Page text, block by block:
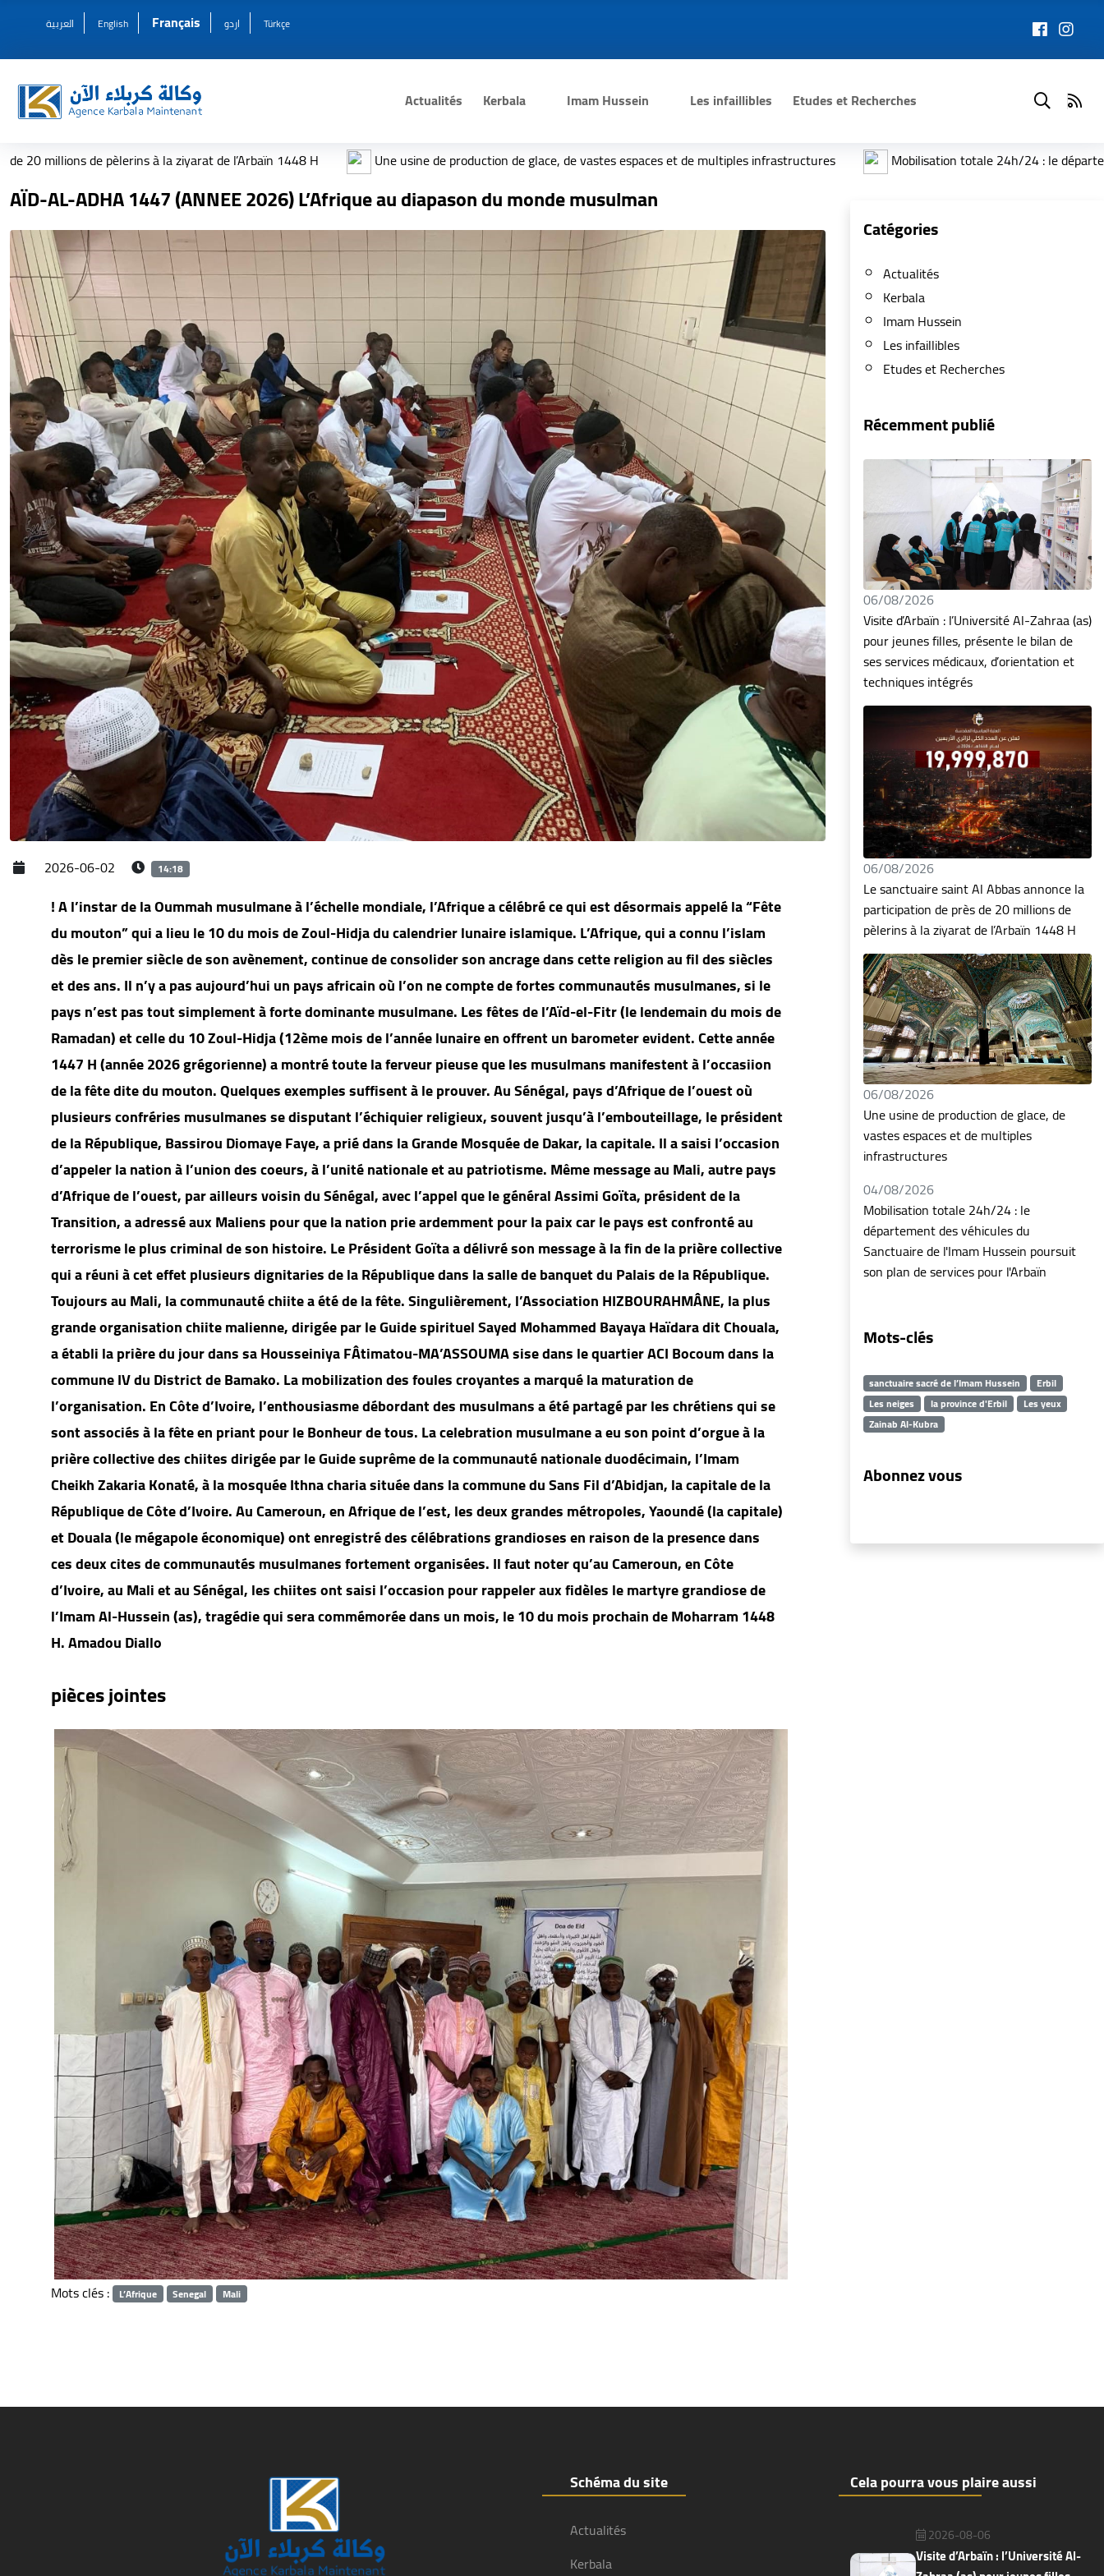
العربية English Français اردو Türkçe
Actualités Kerbala Imam Hussein Les infaillibles Etudes et Recherches
à la ziyarat de l’Arbaïn 1448 H Une usine de production de glace, de vastes espaces et de multiples infrastructures
Mobilisation totale 24h/24 : le département des
Grâce à des technologies de pointe, la société Hibat Al-Warith poursuit l'approvisionnement des processions d'Arbaïn en eau embouteillée
AÏD-AL-ADHA 1447 (ANNEE 2026) L’Afrique au diapason du monde musulman
2026-06-02 14:18
! A l’instar de la Oummah musulmane à l’échelle mondiale, l’Afrique a célébré ce qui est désormais appelé la “Fête
du mouton” qui a lieu le 10 du mois de Zoul-Hidja du calendrier lunaire islamique. L’Afrique, qui a connu l’islam
dès le premier siècle de son avènement, continue de consolider son ancrage dans cette religion au fil des siècles
et des ans. Il n’y a pas aujourd’hui un pays africain où l’on ne compte de fortes communautés musulmanes, si le
pays n’est pas tout simplement à forte dominante musulmane. Les fêtes de l’Aïd-el-Fitr (le lendemain du mois de
Ramadan) et celle du 10 Zoul-Hidja (12ème mois de l’année lunaire en offrent un barometer evident. Cette année
1447 H (année 2026 grégorienne) a montré toute la ferveur pieuse que les musulmans manifestent à l’occasiion
de la fête dite du mouton. Quelques exemples suffisent à le prouver. Au Sénégal, pays d’Afrique de l’ouest où
plusieurs confréries musulmanes se disputant l’échiquier religieux, souvent jusqu’à l’embouteillage, le président
de la République, Bassirou Diomaye Faye, a prié dans la Grande Mosquée de Dakar, la capitale. Il a saisi l’occasion
d’appeler la nation à l’union des coeurs, à l’unité nationale et au patriotisme. Même message au Mali, autre pays
d’Afrique de l’ouest, par ailleurs voisin du Sénégal, avec l’appel que le général Assimi Goïta, président de la
Transition, a adressé aux Maliens pour que la nation prie ardemment pour la paix car le pays est confronté au
terrorisme le plus criminal de son histoire. Le Président Goïta a délivré son message à la fin de la prière collective
qui a réuni à cet effet plusieurs dignitaries de la République dans la salle de banquet du Palais de la République.
Toujours au Mali, la communauté chiite a été de la fête. Singulièrement, l’Association HIZBOURAHMÂNE, la plus
grande organisation chiite malienne, dirigée par le Guide spirituel Sayed Mohammed Bayaya Haïdara dit Chouala,
a établi la prière du jour dans sa Housseiniya FÂtimatou-MA’ASSOUMA sise dans le quartier ACI Bocoum dans la
commune IV du District de Bamako. La mobilization des foules croyantes a marqué la maturation de
l’organisation. En Côte d’Ivoire, l’enthousiasme débordant des musulmans a été partagé par les chrétiens qui se
sont associés à la fête en priant pour le Bonheur de tous. La celebration musulmane a eu son point d’orgue à la
prière collective des chiites dirigée par le Guide suprême de la communauté nationale duodécimain, l’Imam
Cheikh Zakaria Konaté, à la mosquée Ithna charia située dans la commune du Sans Fil d’Abidjan, la capitale de la
République de Côte d’Ivoire. Au Cameroun, en Afrique de l’est, les deux grandes métropoles, Yaoundé (la capitale)
et Douala (le mégapole économique) ont enregistré des célébrations grandioses en raison de la presence dans
ces deux cites de communautés musulmanes fortement organisées. Il faut noter qu’au Cameroun, en Côte
d’Ivoire, au Mali et au Sénégal, les chiites ont saisi l’occasion pour rappeler aux fidèles le martyre grandiose de
l’Imam Al-Hussein (as), tragédie qui sera commémorée dans un mois, le 10 du mois prochain de Moharram 1448
H. Amadou Diallo
pièces jointes
Mots clés : L’Afrique Senegal Mali
Catégories
Actualités
Kerbala
Imam Hussein
Les infaillibles
Etudes et Recherches
Récemment publié
06/08/2026
Visite d’Arbaïn : l’Université Al-Zahraa (as)
pour jeunes filles, présente le bilan de
ses services médicaux, d’orientation et
techniques intégrés
06/08/2026
Le sanctuaire saint Al Abbas annonce la
participation de près de 20 millions de
pèlerins à la ziyarat de l’Arbaïn 1448 H
06/08/2026
Une usine de production de glace, de
vastes espaces et de multiples
infrastructures
04/08/2026
Mobilisation totale 24h/24 : le
département des véhicules du
Sanctuaire de l'Imam Hussein poursuit
son plan de services pour l'Arbaïn
Mots-clés
sanctuaire sacré de l’Imam Hussein
Erbil
Les neiges
la province d'Erbil
Les yeux
Zainab Al-Kubra
Abonnez vous
Schéma du site
Actualités
Kerbala
Cela pourra vous plaire aussi
2026-08-06
Visite d’Arbaïn : l’Université Al-